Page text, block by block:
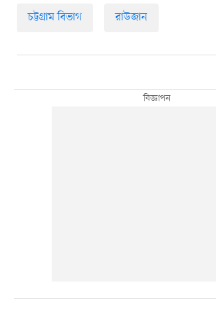
চট্টগ্রাম বিভাগ রাউজান